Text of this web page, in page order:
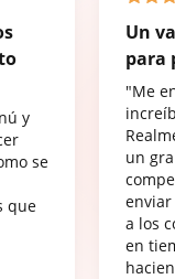
y
se
que
Un
para
"Me
un
a los
en